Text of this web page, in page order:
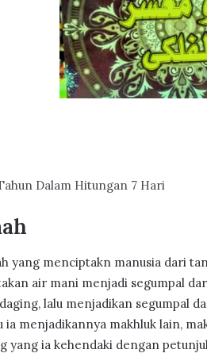
Dalam Hitungan 7 Hari
yang menciptakn manusia dari
air mani menjadi segumpal
lalu menjadikan segumpal
ia menjadikannya makhluk lain,
yang ia kehendaki dengan